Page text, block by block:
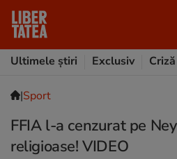
Ultimele știri
Exclusiv
|Sport
FFIA l-a cenzurat pe
religioase! VIDEO